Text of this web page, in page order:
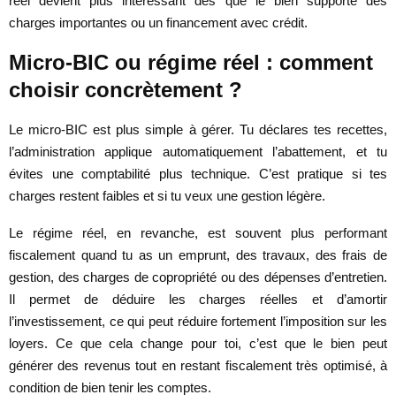
charges importantes ou un financement avec crédit.
Micro-BIC ou régime réel : comment
choisir concrètement ?
Le micro-BIC est plus simple à gérer. Tu déclares tes recettes,
l’administration applique automatiquement l’abattement, et tu
évites une comptabilité plus technique. C’est pratique si tes
charges restent faibles et si tu veux une gestion légère.
Le régime réel, en revanche, est souvent plus performant
fiscalement quand tu as un emprunt, des travaux, des frais de
gestion, des charges de copropriété ou des dépenses d’entretien.
Il permet de déduire les charges réelles et d’amortir
l’investissement, ce qui peut réduire fortement l’imposition sur les
loyers. Ce que cela change pour toi, c’est que le bien peut
générer des revenus tout en restant fiscalement très optimisé, à
condition de bien tenir les comptes.